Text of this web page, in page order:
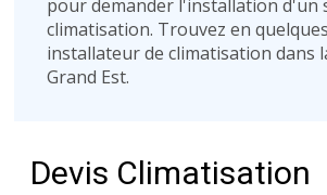
pour demander l'installation d'un
climatisation. Trouvez en
installateur de climatisation dans
Grand Est.
Devis Climatisation